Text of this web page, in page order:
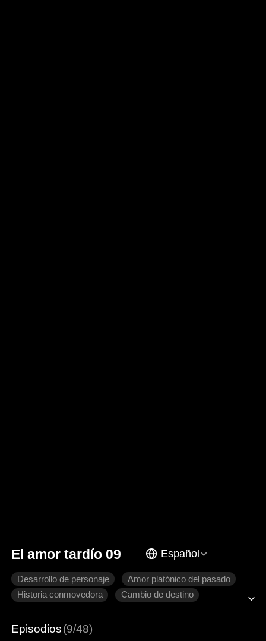
El amor tardío 09 Español
Desarrollo de personaje
Amor platónico del pasado
Historia conmovedora
Cambio de destino
Episodios(9/48)